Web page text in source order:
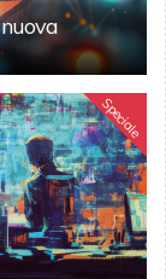
Speciale